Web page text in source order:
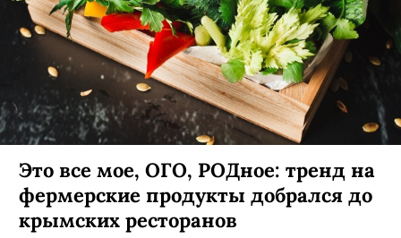
Это все мое, ОГО, РОДное: тренд на
фермерские продукты добрался до
крымских ресторанов